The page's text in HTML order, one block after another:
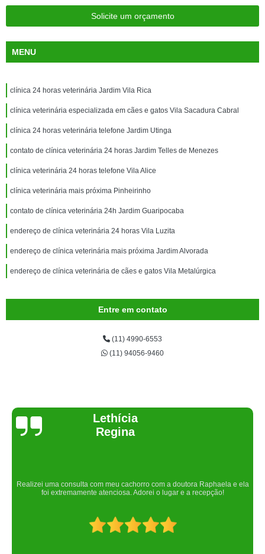
Solicite um orçamento
MENU
clínica 24 horas veterinária Jardim Vila Rica
clínica veterinária especializada em cães e gatos Vila Sacadura Cabral
clínica 24 horas veterinária telefone Jardim Utinga
contato de clínica veterinária 24 horas Jardim Telles de Menezes
clínica veterinária 24 horas telefone Vila Alice
clínica veterinária mais próxima Pinheirinho
contato de clínica veterinária 24h Jardim Guaripocaba
endereço de clínica veterinária 24 horas Vila Luzita
endereço de clínica veterinária mais próxima Jardim Alvorada
endereço de clínica veterinária de cães e gatos Vila Metalúrgica
Entre em contato
(11) 4990-6553
(11) 94056-9460
Joelma Lilian
Um lugar maravilhoso. Sempre serei grata pelo que fizeram por nós!